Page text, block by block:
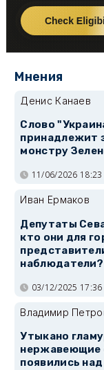
Мнения
Денис Канаев
Слово
принадлежит
монстру
11/06/2026 18:23
Иван Ермаков
Депутаты
кто они для
наблюдатели?
03/12/2025 17:36
Владимир
Утыкано
нержавеющие
появились